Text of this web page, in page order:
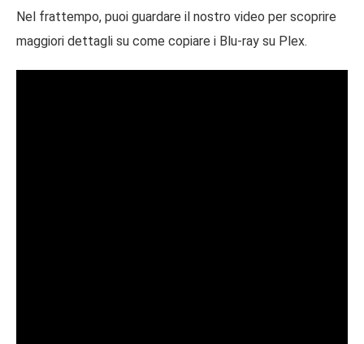
Nel frattempo, puoi guardare il nostro video per scoprire
maggiori dettagli su come copiare i Blu-ray su Plex.